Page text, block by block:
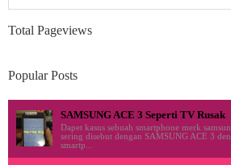
Total Pageviews
Popular Posts
SAMSUNG ACE 3 Seperti TV Rusak
Dapet kasus sebuah smartphone merk
sering disebut dengan SAMSUNG ACE 3
smartp...